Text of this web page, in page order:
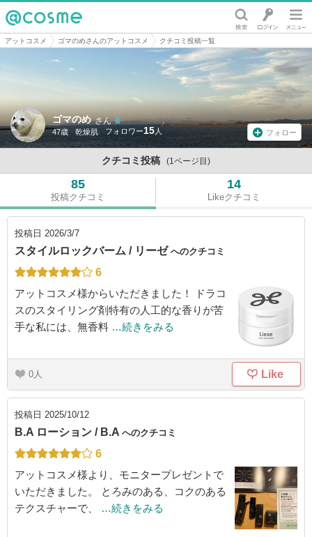
@cosme
アットコスメ ゴマのめさんのアットコスメ クチコミ投稿一覧
ゴマのめ さん
47歳 乾燥肌 15 フォロー
クチコミ投稿 (1ページ目)
85
投稿クチコミ
14
Likeクチコミ
投稿日 2026/3/7
スタイルロックバーム / リーゼ へのクチコミ
6
アットコスメ様からいただきました！ ドラコ
スのスタイリング剤特有の人工的な香りが苦
手な私には、無香料 …続きをみる
0 Like
投稿日 2025/10/12
B.A ローション / B.A へのクチコミ
6
アットコスメ様より、モニタープレゼントで
いただきました。 とろみのある、コクのある
テクスチャーで、
…続きをみる